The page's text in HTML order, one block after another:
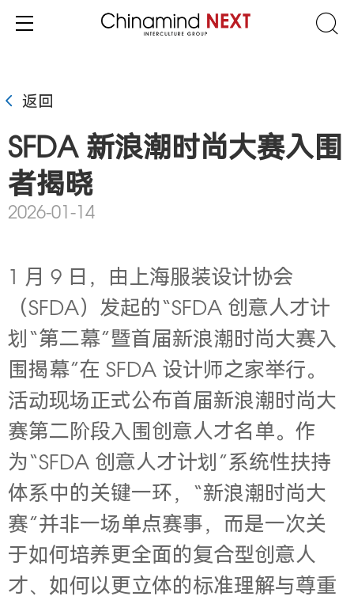
返回
SFDA 新浪潮时尚大赛入围
者揭晓
2026-01-14
1 月 9 日，由上海服装设计协会
（SFDA）发起的“SFDA 创意人才计
划“第二幕”暨首届新浪潮时尚大赛入
围揭幕”在 SFDA 设计师之家举行。
活动现场正式公布首届新浪潮时尚大
赛第二阶段入围创意人才名单。作
为“SFDA 创意人才计划”系统性扶持
体系中的关键一环，“新浪潮时尚大
赛”并非一场单点赛事，而是一次关
于如何培养更全面的复合型创意人
才、如何以更立体的标准理解与尊重